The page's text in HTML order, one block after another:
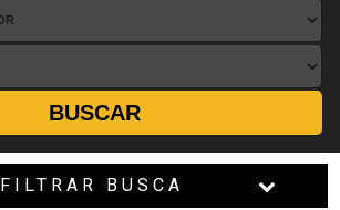
BUSCAR
FILTRAR BUSCA